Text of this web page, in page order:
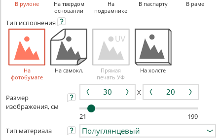
В рулоне
На твердом
основании
На
подрамнике
В паспарту В раме
Тип исполнения
На
фотобумаге
На самокл.
Прямая
печать УФ
На холсте
Размер
изображения, см
X
21
199
Тип материала